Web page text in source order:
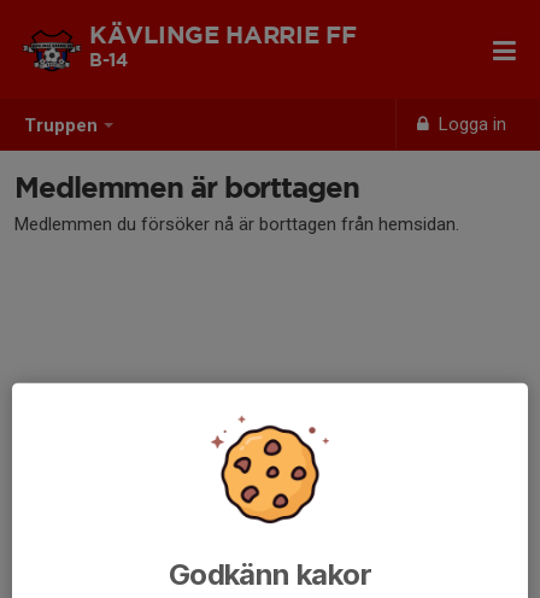
Truppen Logga in
KÄVLINGE HARRIE FF
B-14
Medlemmen är borttagen
Medlemmen du försöker nå är borttagen från hemsidan.
Godkänn kakor